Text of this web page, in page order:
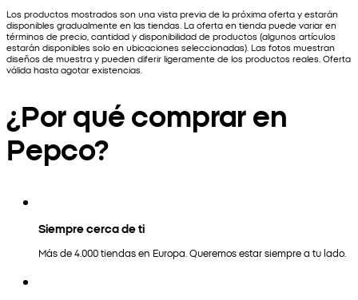
Los productos mostrados son una vista previa de la próxima oferta y estarán
disponibles gradualmente en las tiendas. La oferta en tienda puede variar en
términos de precio, cantidad y disponibilidad de productos (algunos artículos
estarán disponibles solo en ubicaciones seleccionadas). Las fotos muestran
diseños de muestra y pueden diferir ligeramente de los productos reales. Oferta
válida hasta agotar existencias.
¿Por qué comprar en
Pepco?
Siempre cerca de ti
Más de 4.000 tiendas en Europa. Queremos estar siempre a tu lado.